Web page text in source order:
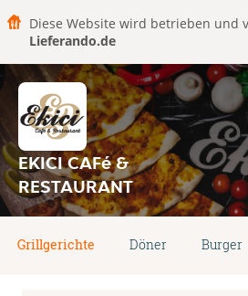
Diese Website wird betrieben und
Lieferando.de
EKICI CAFé &
RESTAURANT
Grillgerichte Döner Burger